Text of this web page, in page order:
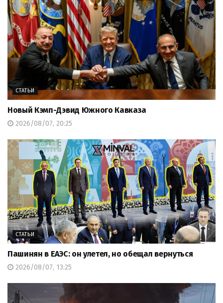
СТАТЬИ
Новый Кэмп-Дэвид Южного Кавказа
2026/08/07, 20:25
СТАТЬИ
Пашинян в ЕАЭС: он улетел, но обещал вернуться
2026/08/07, 13:25